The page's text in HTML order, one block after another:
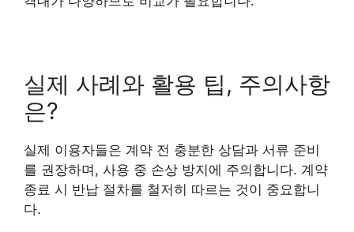
실제 사례와 활용 팁, 주의사항
은?
실제 이용자들은 계약 전 충분한 상담과 서류 준비
를 권장하며, 사용 중 손상 방지에 주의합니다. 계약
종료 시 반납 절차를 철저히 따르는 것이 중요합니
다.